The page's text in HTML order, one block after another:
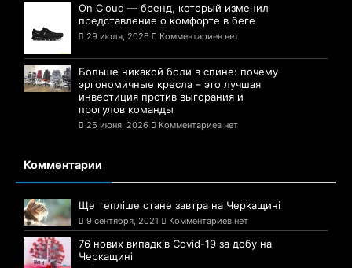
On Cloud — бренд, который изменил
представление о комфорте в беге
29 июля, 2026 Комментариев нет
Больше никакой боли в спине: почему
эргономичные кресла – это лучшая
инвестиция против выгорания и
прогулов команды
25 июня, 2026 Комментариев нет
Комментарии
Ще тепліше стане завтра на Черкащині
9 сентября, 2021 Комментариев нет
76 нових випадків Covid-19 за добу на
Черкащині